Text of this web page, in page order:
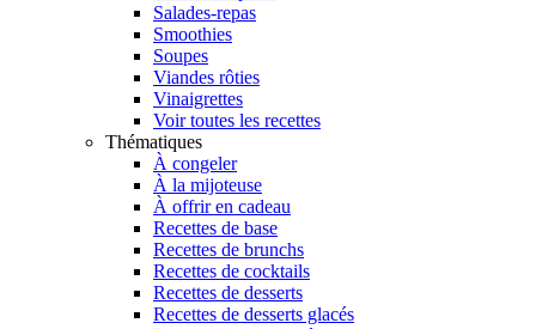
Salades-repas
Smoothies
Soupes
Viandes rôties
Vinaigrettes
Voir toutes les recettes
Thématiques
À congeler
À la mijoteuse
À offrir en cadeau
Recettes de base
Recettes de brunchs
Recettes de cocktails
Recettes de desserts
Recettes de desserts glacés